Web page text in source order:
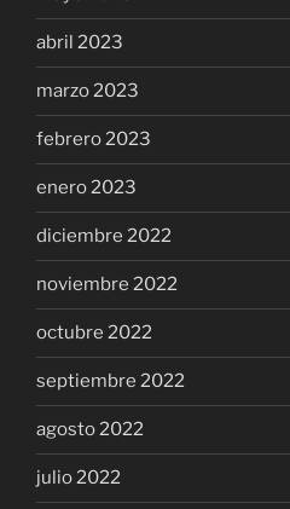
abril 2023
marzo 2023
febrero 2023
enero 2023
diciembre 2022
noviembre 2022
octubre 2022
septiembre 2022
agosto 2022
julio 2022